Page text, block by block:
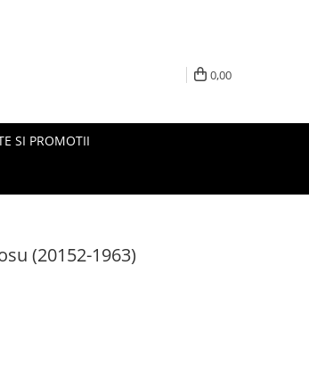
0,00
SI PROMOTII
(20152-1963)